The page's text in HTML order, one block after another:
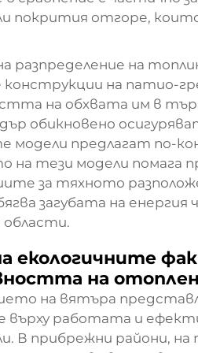
покрития отгоре,
разпределение на
конструкции на патио-
на обхвата им в
обикновено
модели предлагат по-
на тези модели помага
за тяхното
загубата на
области.
екологичните
на
на вятъра
върху работата и
В прибрежни райони,